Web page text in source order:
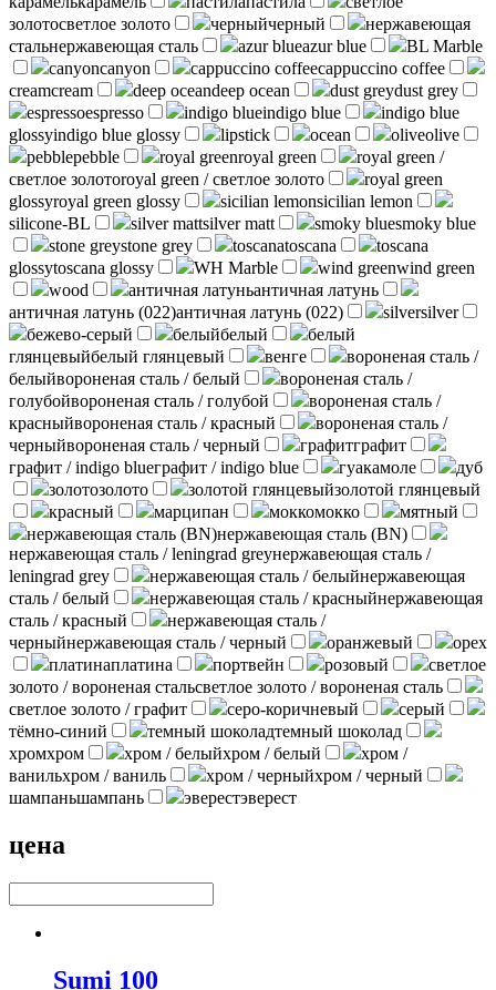
золотосветлое золото черныйчерный
нержавеющая
стальнержавеющая сталь azur blueazur blue
BL Marble
canyoncanyon cappuccino coffeecappuccino coffee
creamcream deep oceandeep ocean dust greydust grey
espressoespresso indigo blueindigo blue
indigo blue
glossyindigo blue glossy lipstick ocean oliveolive
pebblepebble royal greenroyal green
royal green /
светлое золотоroyal green / светлое золото
royal green
glossyroyal green glossy sicilian lemonsicilian lemon
silicone-BL
silver mattsilver matt smoky bluesmoky blue
stone greystone grey toscanatoscana
toscana
glossytoscana glossy WH Marble wind greenwind green
wood
античная латуньантичная латунь
античная латунь (022)античная латунь (022) silversilver
бежево-серый
белыйбелый
белый
глянцевыйбелый глянцевый венге
вороненая сталь /
белыйвороненая сталь / белый
вороненая сталь /
голубойвороненая сталь / голубой
вороненая сталь /
красныйвороненая сталь / красный
вороненая сталь /
черныйвороненая сталь / черный графитграфит
графит / indigo blueграфит / indigo blue гуакамоле
дуб
золотозолото золотой глянцевыйзолотой глянцевый
красный
марципан моккомокко
мятный
нержавеющая сталь (BN)нержавеющая сталь (BN)
нержавеющая сталь / leningrad greyнержавеющая сталь /
leningrad grey
нержавеющая сталь / белыйнержавеющая
сталь / белый
нержавеющая сталь / красныйнержавеющая
сталь / красный
нержавеющая сталь /
черныйнержавеющая сталь / черный оранжевый
орех
платинаплатина портвейн розовый
светлое
золото / вороненая стальсветлое золото / вороненая сталь
светлое золото / графит
серо-коричневый
серый
тёмно-синий
темный шоколадтемный шоколад
хромхром хром / белыйхром / белый
хром /
ванильхром / ваниль хром / черныйхром / черный
шампаньшампань эверестэверест
цена
Sumi 100